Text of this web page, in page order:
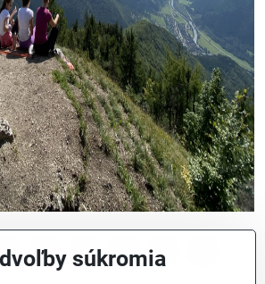
BlueskyPinterestReddit LinkedInWhatsApp
súkromia